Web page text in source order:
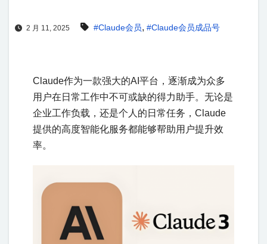
2 月 11, 2025 #Claude会员, #Claude会员成品号
Claude作为一款强大的AI平台，逐渐成为众多
用户在日常工作中不可或缺的得力助手。无论是
企业工作负载，还是个人的日常任务，Claude
提供的高度智能化服务都能够帮助用户提升效
率。